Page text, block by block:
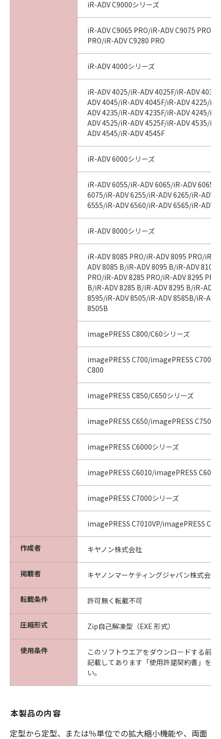
iR-ADV C9000シリーズ
iR-ADV C9065 PRO/iR-ADV C9075 PRO/
PRO/iR-ADV C9280 PRO
iR-ADV 4000シリーズ
iR-ADV 4025/iR-ADV 4025F/iR-ADV
ADV 4045/iR-ADV 4045F/iR-ADV 4225/
ADV 4235/iR-ADV 4235F/iR-ADV 4245/
ADV 4525/iR-ADV 4525F/iR-ADV 4535/
ADV 4545/iR-ADV 4545F
iR-ADV 6000シリーズ
iR-ADV 6055/iR-ADV 6065/iR-ADV 6065-
6075/iR-ADV 6255/iR-ADV 6265/iR-ADV
6555/iR-ADV 6560/iR-ADV 6565/iR-ADV
iR-ADV 8000シリーズ
iR-ADV 8085 PRO/iR-ADV 8095 PRO/iR-
ADV 8085 B/iR-ADV 8095 B/iR-ADV 8105
PRO/iR-ADV 8285 PRO/iR-ADV 8295
B/iR-ADV 8285 B/iR-ADV 8295 B/iR-ADV
8595/iR-ADV 8505/iR-ADV 8585B/iR-
8505B
imagePRESS C800/C60シリーズ
imagePRESS C700/imagePRESS C700L/
C800
imagePRESS C850/C650シリーズ
imagePRESS C650/imagePRESS C750/
imagePRESS C6000シリーズ
imagePRESS C6010/imagePRESS C6011
imagePRESS C7000シリーズ
imagePRESS C7010VP/imagePRESS
作成者 キヤノン株式会社
掲載者 キヤノンマーケティングジャパン株式会社
転載条件 許可無く転載不可
圧縮形式 Zip自己解凍型（EXE 形式）
使用条件
このソフトウエアをダウンロードする前
記載してあります「使用許諾契約書」を
い。
本製品の内容
定型から定型、または％単位での拡大縮小機能や、両面